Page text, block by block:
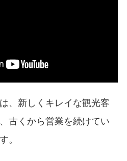
、新しくキレイな観光客
古くから営業を続けてい
。